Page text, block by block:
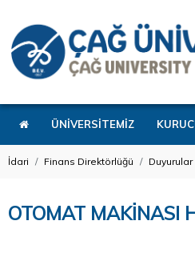
ÜNİVERSİTEMİZ
İdari Finans Direktörlüğü Duyurular
OTOMAT MAKİNASI